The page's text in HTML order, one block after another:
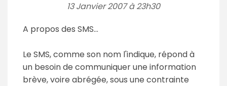
13 Janvier 2007 à 23h30
A propos des SMS...
Le SMS, comme son nom l'indique, répond à
un besoin de communiquer une information
brève, voire abrégée, sous une contrainte